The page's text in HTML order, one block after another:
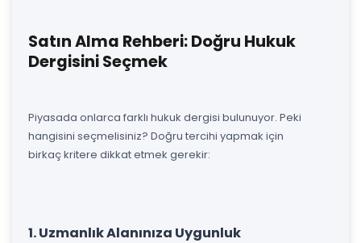
Satın Alma Rehberi: Doğru Hukuk
Dergisini Seçmek
Piyasada onlarca farklı hukuk dergisi bulunuyor. Peki
hangisini seçmelisiniz? Doğru tercihi yapmak için
birkaç kritere dikkat etmek gerekir:
1. Uzmanlık Alanınıza Uygunluk